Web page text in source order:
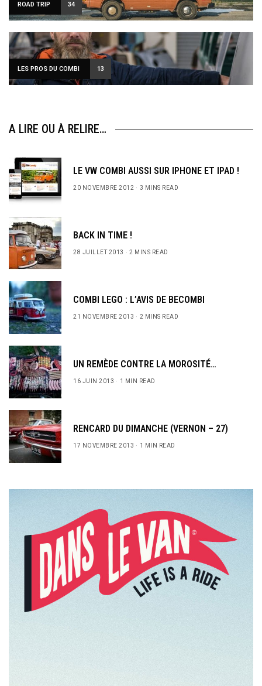
ROAD TRIP 34
LES PROS DU COMBI 13
A LIRE OU À RELIRE…
LE VW COMBI AUSSI SUR IPHONE ET IPAD !
20 NOVEMBRE 2012 3 MINS READ
BACK IN TIME !
28 JUILLET 2013 2 MINS READ
COMBI LEGO : L’AVIS DE BECOMBI
21 NOVEMBRE 2013 2 MINS READ
UN REMÈDE CONTRE LA MOROSITÉ…
16 JUIN 2013 1 MIN READ
RENCARD DU DIMANCHE (VERNON – 27)
17 NOVEMBRE 2013 1 MIN READ